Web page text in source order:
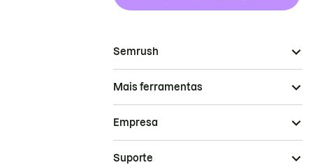
Semrush
Mais ferramentas
Empresa
Suporte